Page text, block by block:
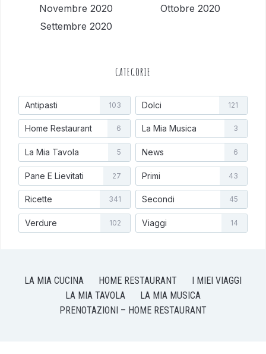
Novembre 2020
Ottobre 2020
Settembre 2020
CATEGORIE
Antipasti 103 Dolci 121
Home Restaurant 6 La Mia Musica 3
La Mia Tavola 5 News 6
Pane E Lievitati 27 Primi 43
Ricette 341 Secondi 45
Verdure 102 Viaggi 14
LA MIA CUCINA HOME RESTAURANT
I MIEI VIAGGI
LA MIA TAVOLA
LA MIA MUSICA
PRENOTAZIONI – HOME RESTAURANT